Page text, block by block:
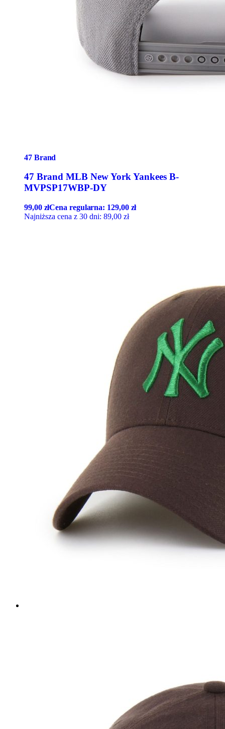
47 Brand
47 Brand MLB New York Yankees B-
MVPSP17WBP-DY
99,00 złCena regularna: 129,00 zł
Najniższa cena z 30 dni: 89,00 zł